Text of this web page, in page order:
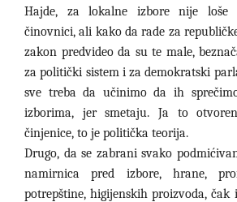
Hajde, za lokalne izbore nije loše
činovnici, ali kako da rade za
zakon predvideo da su te male,
za politički sistem i za demokratski
sve treba da učinimo da ih
izborima, jer smetaju. Ja to
činjenice, to je politička teorija.
Drugo, da se zabrani svako
namirnica pred izbore, hrane,
potrepštine, higijenskih proizvoda, čak